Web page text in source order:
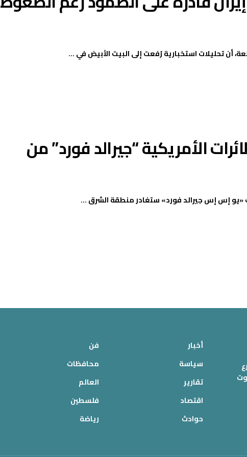
تحليلات استخبارية رُفعت إلى البيت الأبيض في ...
الأمريكية “جيرالد فورد” من
«يو إس إس جيرالد فورد» ستغادر منطقة الشرق ...
أخبار
سياسة
تقارير
اقتصاد
حوادث
فن
محافظات
العالم
فلسطين
رياضة